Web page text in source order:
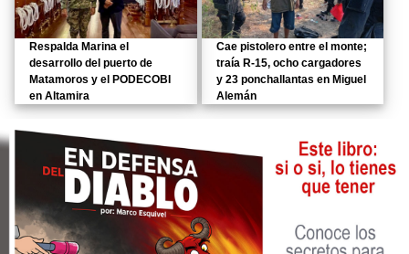
Respalda Marina el
desarrollo del puerto de
Matamoros y el PODECOBI
en Altamira
Cae pistolero entre el monte;
traía R-15, ocho cargadores
y 23 ponchallantas en Miguel
Alemán